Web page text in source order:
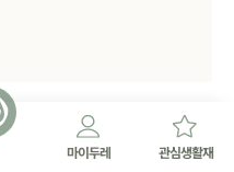
마이두레 관심생활재